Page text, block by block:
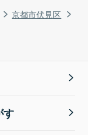
京都市伏見区
す